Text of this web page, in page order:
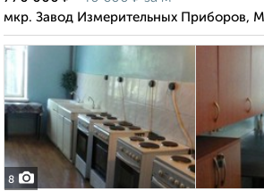
мкр. Завод Измерительных Приборов,
8